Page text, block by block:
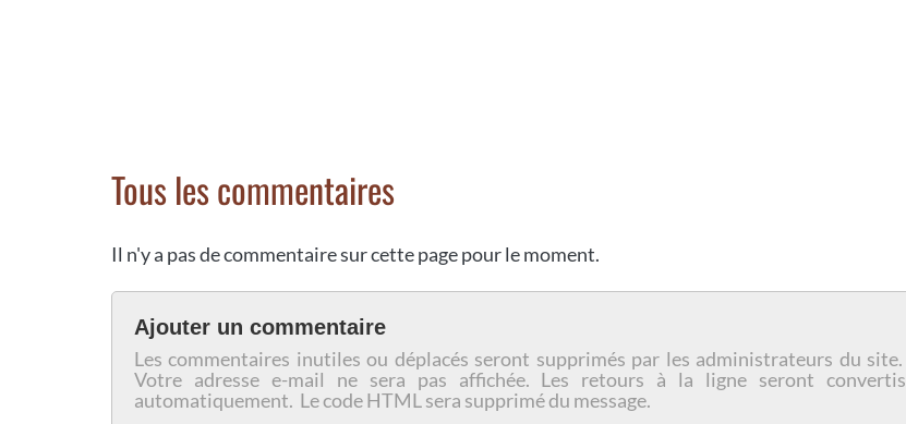
Tous les commentaires
Il n'y a pas de commentaire sur cette page pour le moment.
Ajouter un commentaire
Les commentaires inutiles ou déplacés seront supprimés par les administrateurs du site.
Votre adresse e-mail ne sera pas affichée. Les retours à la ligne seront convertis
automatiquement. Le code HTML sera supprimé du message.